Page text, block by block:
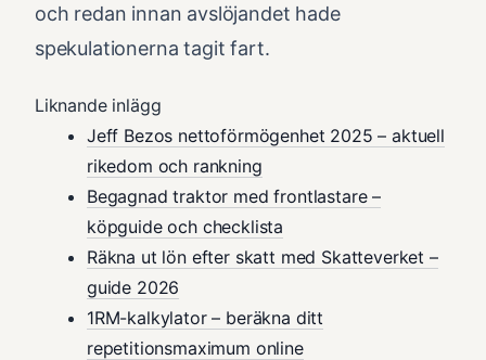
och redan innan avslöjandet hade
spekulationerna tagit fart.
Liknande inlägg
Jeff Bezos nettoförmögenhet 2025 – aktuell
rikedom och rankning
Begagnad traktor med frontlastare –
köpguide och checklista
Räkna ut lön efter skatt med Skatteverket –
guide 2026
1RM-kalkylator – beräkna ditt
repetitionsmaximum online